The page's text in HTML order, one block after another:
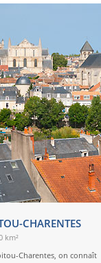
CHARENTES
km²
Charentes, on connaît